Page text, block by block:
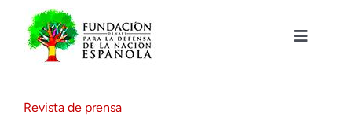
contenido
Toggle
Revista de prensa